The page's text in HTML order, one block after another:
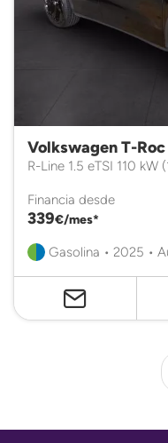
Volkswagen T-Roc
R-Line 1.5 eTSI 110 kW
Financia desde
339€/mes*
Gasolina • 2025 •